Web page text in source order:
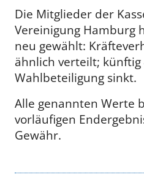
Die Mitglieder der
Vereinigung Hamburg
neu gewählt:
ähnlich verteilt; künftig
Wahlbeteiligung sinkt.
Alle genannten Werte
vorläufigen
Gewähr.